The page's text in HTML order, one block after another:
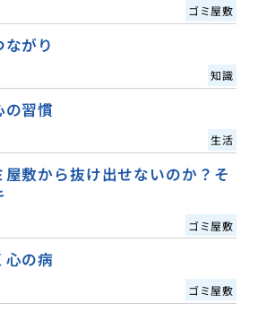
ゴミ屋敷
がり
知識
の習慣
生活
敷から抜け出せないのか？そ
ゴミ屋敷
心の病
ゴミ屋敷